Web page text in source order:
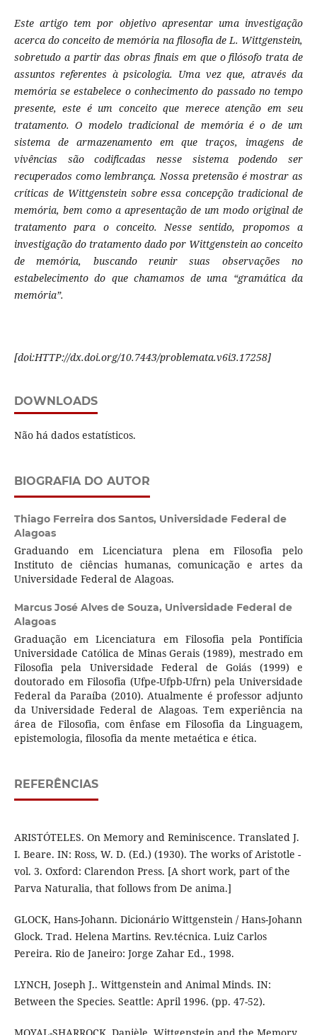
Este artigo tem por objetivo apresentar uma investigação
acerca do conceito de memória na filosofia de L. Wittgenstein,
sobretudo a partir das obras finais em que o filósofo trata de
assuntos referentes à psicologia. Uma vez que, através da
memória se estabelece o conhecimento do passado no tempo
presente, este é um conceito que merece atenção em seu
tratamento. O modelo tradicional de memória é o de um
sistema de armazenamento em que traços, imagens de
vivências são codificadas nesse sistema podendo ser
recuperados como lembrança. Nossa pretensão é mostrar as
críticas de Wittgenstein sobre essa concepção tradicional de
memória, bem como a apresentação de um modo original de
tratamento para o conceito. Nesse sentido, propomos a
investigação do tratamento dado por Wittgenstein ao conceito
de memória, buscando reunir suas observações no
estabelecimento do que chamamos de uma “gramática da
memória”.
[doi:HTTP://dx.doi.org/10.7443/problemata.v6i3.17258]
DOWNLOADS
Não há dados estatísticos.
BIOGRAFIA DO AUTOR
Thiago Ferreira dos Santos, Universidade Federal de
Alagoas
Graduando em Licenciatura plena em Filosofia pelo
Instituto de ciências humanas, comunicação e artes da
Universidade Federal de Alagoas.
Marcus José Alves de Souza, Universidade Federal de
Alagoas
Graduação em Licenciatura em Filosofia pela Pontifícia
Universidade Católica de Minas Gerais (1989), mestrado em
Filosofia pela Universidade Federal de Goiás (1999) e
doutorado em Filosofia (Ufpe-Ufpb-Ufrn) pela Universidade
Federal da Paraíba (2010). Atualmente é professor adjunto
da Universidade Federal de Alagoas. Tem experiência na
área de Filosofia, com ênfase em Filosofia da Linguagem,
epistemologia, filosofia da mente metaética e ética.
REFERÊNCIAS
ARISTÓTELES. On Memory and Reminiscence. Translated J.
I. Beare. IN: Ross, W. D. (Ed.) (1930). The works of Aristotle -
vol. 3. Oxford: Clarendon Press. [A short work, part of the
Parva Naturalia, that follows from De anima.]
GLOCK, Hans-Johann. Dicionário Wittgenstein / Hans-Johann
Glock. Trad. Helena Martins. Rev.técnica. Luiz Carlos
Pereira. Rio de Janeiro: Jorge Zahar Ed., 1998.
LYNCH, Joseph J.. Wittgenstein and Animal Minds. IN:
Between the Species. Seattle: April 1996. (pp. 47-52).